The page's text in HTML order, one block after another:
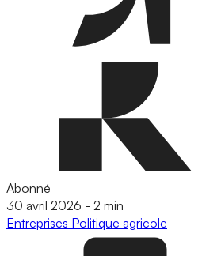
Abonné
30 avril 2026 - 2 min
Entreprises Politique agricole